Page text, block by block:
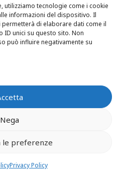
utilizziamo tecnologie come i cookie
informazioni del dispositivo. Il
di elaborare dati come il
ID unici su questo sito. Non
può influire negativamente su
Nega
le preferenze
Privacy Policy
applicate.
come nell’altro
ad operare
del triplo della
concreto meno
con la tesi qui